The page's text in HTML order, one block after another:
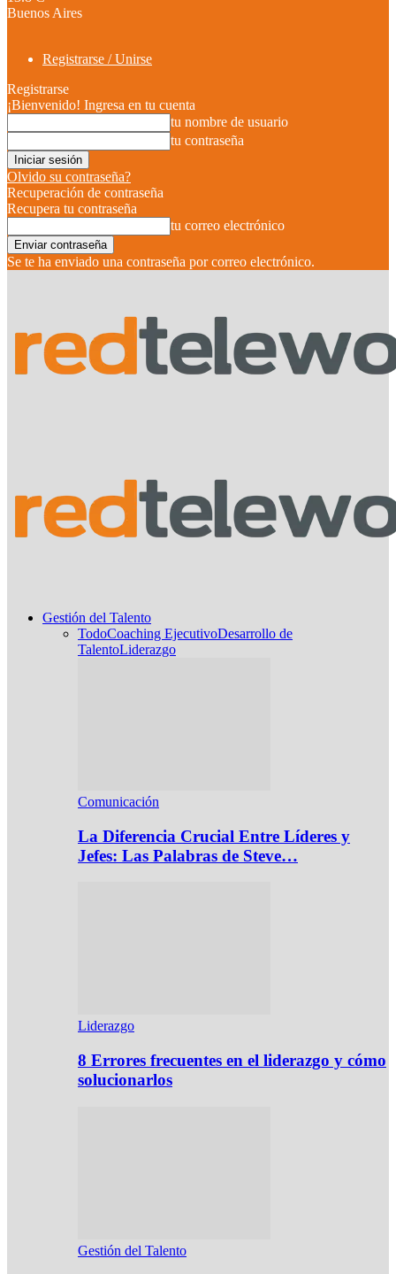
Buenos Aires
Registrarse / Unirse
Registrarse
¡Bienvenido! Ingresa en tu cuenta
tu nombre de usuario
tu contraseña
Olvido su contraseña?
Recuperación de contraseña
Recupera tu contraseña
tu correo electrónico
Se te ha enviado una contraseña por correo electrónico.
Gestión del Talento
TodoCoaching EjecutivoDesarrollo de
TalentoLiderazgo
Comunicación
La Diferencia Crucial Entre Líderes y
Jefes: Las Palabras de Steve…
Liderazgo
8 Errores frecuentes en el liderazgo y cómo
solucionarlos
Gestión del Talento